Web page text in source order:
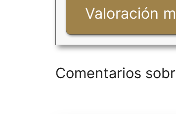
Valoración
Comentarios